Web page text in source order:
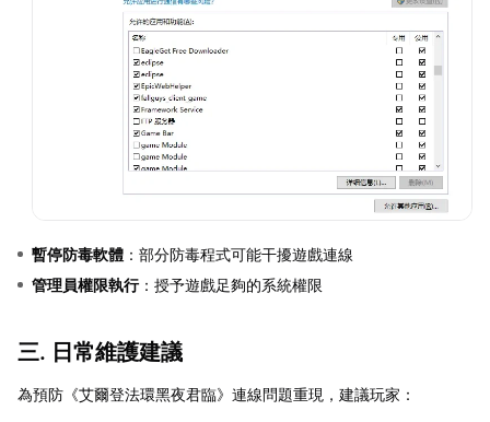
暫停防毒軟體 ：部分防毒程式可能干擾遊戲連線
管理員權限執行：授予遊戲足夠的系統權限
三. 日常維護建議
為預防《艾爾登法環黑夜君臨》連線問題重現，建議玩家：